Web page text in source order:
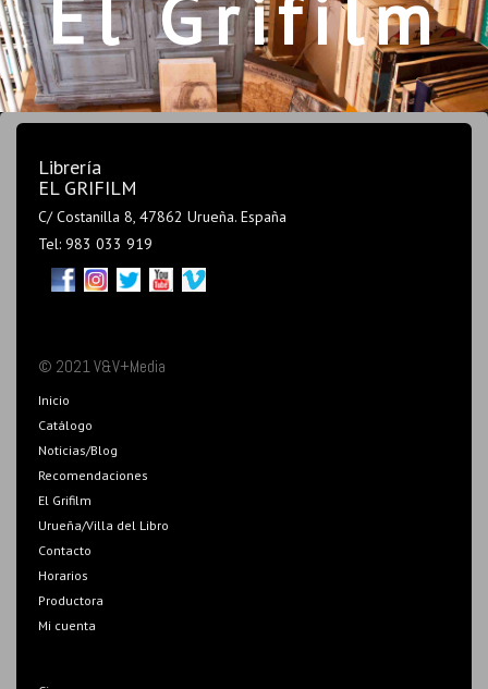
Librería
EL GRIFILM
C/ Costanilla 8, 47862 Urueña. España
Tel: 983 033 919
© 2021 V&V+Media
Inicio
Catálogo
Noticias/Blog
Recomendaciones
El Grifilm
Urueña/Villa del Libro
Contacto
Horarios
Productora
Mi cuenta